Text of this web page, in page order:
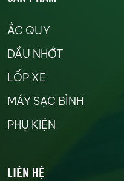
ẮC QUY
DẦU NHỚT
LỐP XE
MÁY SẠC BÌNH
PHỤ KIỆN
LIÊN HỆ